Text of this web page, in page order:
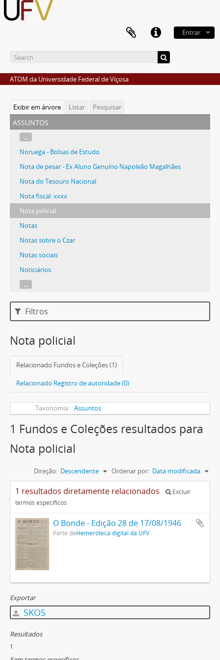
Entrar
ATOM da Universidade Federal de Viçosa
Exibir em árvore Listar Pesquisar
assuntos
...
Noruega - Bolsas de Estudo
Nota de pesar - Ex Aluno Genuíno Napoleão Magalhães
Nota do Tesouro Nacional
Nota fiscal: xxxx
Nota policial
Notas
Notas sobre o Czar
Notas sociais
Noticiários
...
Filtros
Nota policial
Relacionado Fundos e Coleções (1)
Relacionado Registro de autoridade (0)
Taxonomia Assuntos
1 Fundos e Coleções resultados para
Nota policial
Ordenar por: Data modificada
Direção: Descendente
1 resultados diretamente relacionados
Excluir
termos específicos
O Bonde - Edição 28 de 17/08/1946
Parte deHemeroteca digital da UFV
Exportar
SKOS
Resultados
1